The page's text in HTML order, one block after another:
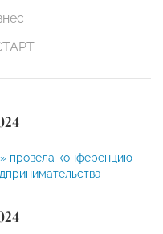
конференцию